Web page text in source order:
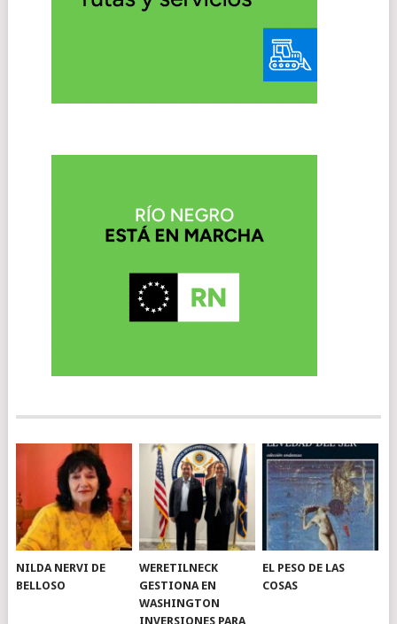
NILDA NERVI DE
BELLOSO
WERETILNECK
GESTIONA EN
WASHINGTON
INVERSIONES PARA
EL PESO DE LAS
COSAS